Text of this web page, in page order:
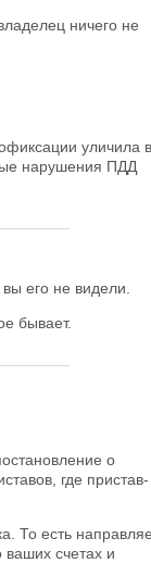
ничего не
уличила
нарушения ПДД
его не видели.
бывает.
о
где пристав-
То есть
счетах и